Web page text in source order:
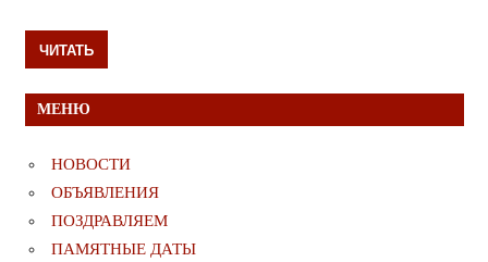
ЧИТАТЬ
МЕНЮ
НОВОСТИ
ОБЪЯВЛЕНИЯ
ПОЗДРАВЛЯЕМ
ПАМЯТНЫЕ ДАТЫ